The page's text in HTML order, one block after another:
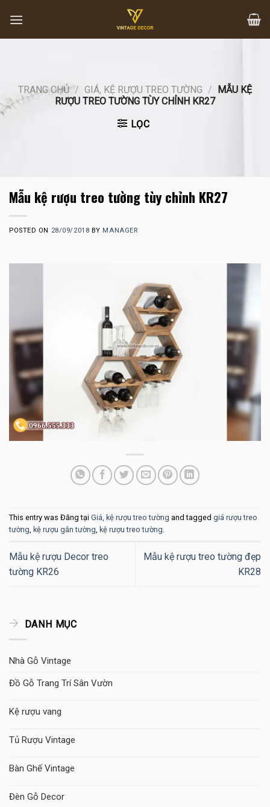
content
TRANG CHỦ / GIÁ, KỆ RƯỢU TREO TƯỜNG /
MẪU KỆ
RƯỢU TREO TƯỜNG TÙY CHỈNH KR27
LỌC
Mẫu kệ rượu treo tường tùy chỉnh KR27
POSTED ON 28/09/2018 BY MANAGER
This entry was Đăng tại Giá, kệ rượu treo tường and tagged giá rượu treo
tường, kệ rượu gắn tường, kệ rượu treo tường.
Mẫu kệ rượu Decor treo
tường KR26
Mẫu kệ rượu treo tường đẹp
KR28
DANH MỤC
Nhà Gỗ Vintage
Đồ Gỗ Trang Trí Sân Vườn
Kệ rượu vang
Tủ Rượu Vintage
Bàn Ghế Vintage
Đèn Gỗ Decor